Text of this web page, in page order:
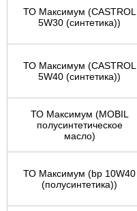
ТО Максимум (CASTROL
5W30 (синтетика))
ТО Максимум (CASTROL
5W40 (синтетика))
ТО Максимум (MOBIL
полуcинтетическое
масло)
ТО Максимум (bp 10W40
(полусинтетика))